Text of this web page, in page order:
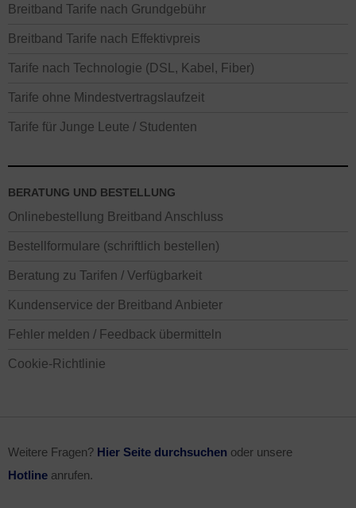
Breitband Tarife nach Grundgebühr
Breitband Tarife nach Effektivpreis
Tarife nach Technologie (DSL, Kabel, Fiber)
Tarife ohne Mindestvertragslaufzeit
Tarife für Junge Leute / Studenten
BERATUNG UND BESTELLUNG
Onlinebestellung Breitband Anschluss
Bestellformulare (schriftlich bestellen)
Beratung zu Tarifen / Verfügbarkeit
Kundenservice der Breitband Anbieter
Fehler melden / Feedback übermitteln
Cookie-Richtlinie
Weitere Fragen? Hier Seite durchsuchen oder unsere
Hotline anrufen.